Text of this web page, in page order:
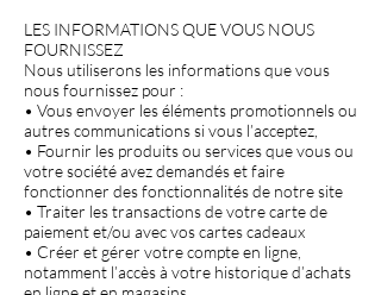
LES INFORMATIONS QUE VOUS NOUS
FOURNISSEZ
Nous utiliserons les informations que vous
nous fournissez pour :
• Vous envoyer les éléments promotionnels ou
autres communications si vous l’acceptez,
• Fournir les produits ou services que vous ou
votre société avez demandés et faire
fonctionner des fonctionnalités de notre site
• Traiter les transactions de votre carte de
paiement et/ou avec vos cartes cadeaux
• Créer et gérer votre compte en ligne,
notamment l’accès à votre historique d’achats